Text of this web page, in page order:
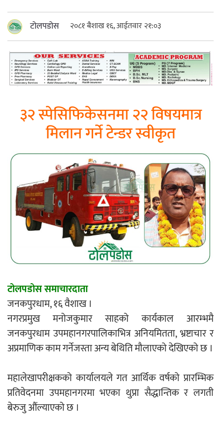
महत्त्वपूर्ण हुन्छ : मेयर मण्डल
रौतहटमा चट्याङ लाग्दा एककोे मृत्यु
श्रीमती बलात्कार मुद्दामा श्रीमान्लाई छ महिना
कैद, एक लाख रुपैयाँ क्षतिपूर्ति
एम्बुलेन्सको उपहार भारत र नेपालबीचको निकै
बलियो र जीवन्त विकास साझेदारीको एक
हिस्सा : नियोग उपप्रमुख श्रीवास्तव
प्रेस काउन्सिल सदस्य नियुक्तिमा विभेद भयो :
जनमत पत्रकार संघ
परियोजना सकिनै लाग्दा खुल्यो वन उद्यमीले
सहुलियत ऋण लिने बाटो
टोलपडोस २०८१ बैशाख १६, आईतवार २१:०३
३२ स्पेसिफिकेसनमा २२ विषयमात्र
मिलान गर्ने टेन्डर स्वीकृत
टोलपडोस समाचारदाता
जनकपुरधाम, १६ वैशाख ।
नगरप्रमुख मनोजकुमार साहको कार्यकाल आरम्भमै
जनकपुरधाम उपमहानगरपालिकाभित्र अनियमितता, भ्रष्टाचार र
अप्रमाणिक काम गर्नेजस्ता अन्य बेथिति मौलाएको देखिएको छ ।
महालेखापरीक्षकको कार्यालयले गत आर्थिक वर्षको प्रारम्भिक
प्रतिवेदनमा उपमहानगरमा भएका थुप्रा सैद्धान्तिक र लगती
बेरुजु औंल्याएको छ ।